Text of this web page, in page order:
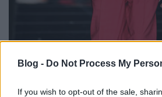
Blog - Do Not Process My
If you wish to opt-out of the sale,